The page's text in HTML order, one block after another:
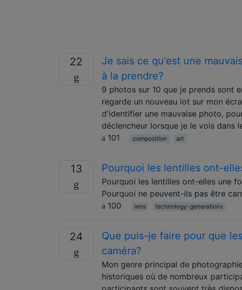
22
Je sais ce qu'est une
à la prendre?
9 photos sur 10 que je prends sont
regarde un nouveau lot sur mon
d'identifier une mauvaise photo,
déclencheur lorsque je le vois dans
101
composition art
13 Pourquoi les lentilles ont-
Pourquoi les lentilles ont-elles une
Pourquoi ne peuvent-ils pas être
100
lens technology-generations
24
Que puis-je faire pour que
caméra?
Mon genre principal de
historiques où de nombreux